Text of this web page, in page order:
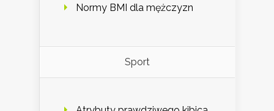
Normy BMI dla mężczyzn
Sport